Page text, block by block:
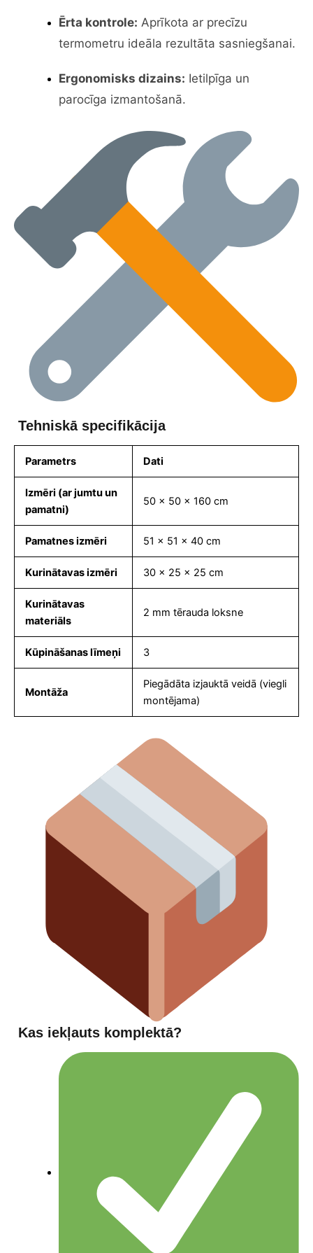
Ērta kontrole: Aprīkota ar precīzu
termometru ideāla rezultāta sasniegšanai.
Ergonomisks dizains: Ietilpīga un
parocīga izmantošanā.
Tehniskā specifikācija
Parametrs Dati
Izmēri (ar jumtu un
pamatni)
50 x 50 x 160 cm
Pamatnes izmēri 51 x 51 x 40 cm
Kurinātavas izmēri 30 x 25 x 25 cm
Kurinātavas
materiāls
2 mm tērauda loksne
Kūpināšanas līmeņi 3
Montāža
Piegādāta izjauktā veidā (viegli
montējama)
Kas iekļauts komplektā?